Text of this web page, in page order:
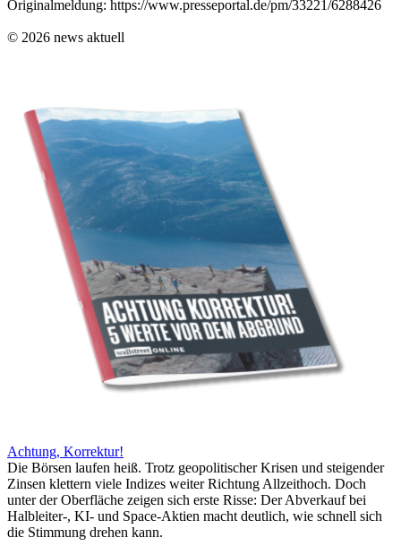
Originalmeldung: https://www.presseportal.de/pm/33221/6288426
© 2026 news aktuell
Achtung, Korrektur!
Die Börsen laufen heiß. Trotz geopolitischer Krisen und steigender
Zinsen klettern viele Indizes weiter Richtung Allzeithoch. Doch
unter der Oberfläche zeigen sich erste Risse: Der Abverkauf bei
Halbleiter-, KI- und Space-Aktien macht deutlich, wie schnell sich
die Stimmung drehen kann.